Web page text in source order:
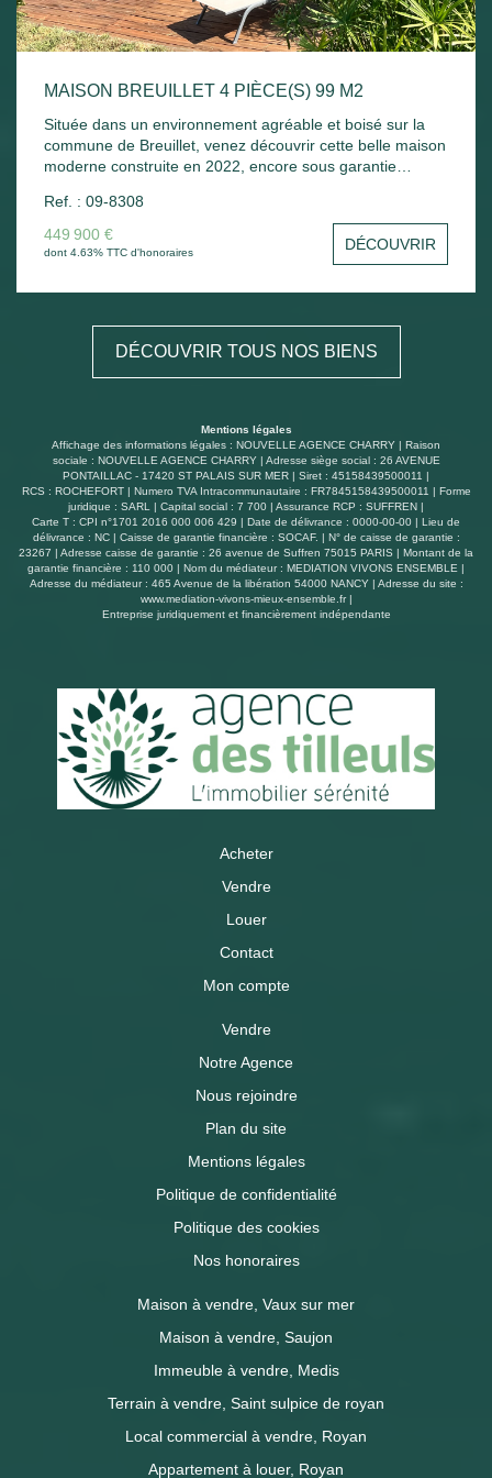
MAISON BREUILLET 4 PIÈCE(S) 99 M2
Située dans un environnement agréable et boisé sur la
commune de Breuillet, venez découvrir cette belle maison
moderne construite en 2022, encore sous garantie
spacieuse et lumineuse pièce de vie d'environ 50 m² avec
cuisine aménagée et entièrement équipée. L'espace nuit
comprend deux chambres, une salle de bains avec WC
complète l'ensemble. Le tout est édifié sur un beau terrain
agréable à vivre, idéale pour une résidence principale
comme secondaire. À visiter sans tarder !
Ref. : 09-8308
449 900 €
dont 4.63% TTC d'honoraires DÉCOUVRIR
DÉCOUVRIR TOUS NOS BIENS
Mentions légales
Affichage des informations légales : NOUVELLE AGENCE CHARRY | Raison
sociale : NOUVELLE AGENCE CHARRY | Adresse siège social : 26 AVENUE
PONTAILLAC - 17420 ST PALAIS SUR MER | Siret : 45158439500011 |
RCS : ROCHEFORT | Numero TVA Intracommunautaire : FR7845158439500011 | Forme
juridique : SARL | Capital social : 7 700 | Assurance RCP : SUFFREN |
Carte T : CPI n°1701 2016 000 006 429 | Date de délivrance : 0000-00-00 | Lieu de
délivrance : NC | Caisse de garantie financière : SOCAF. | N° de caisse de garantie :
23267 | Adresse caisse de garantie : 26 avenue de Suffren 75015 PARIS | Montant de la
garantie financière : 110 000 | Nom du médiateur : MEDIATION VIVONS ENSEMBLE |
Adresse du médiateur : 465 Avenue de la libération 54000 NANCY | Adresse du site :
www.mediation-vivons-mieux-ensemble.fr|
Entreprise juridiquement et financièrement indépendante
Acheter
Vendre
Louer
Contact
Mon compte
Vendre
Notre Agence
Nous rejoindre
Plan du site
Mentions légales
Politique de confidentialité
Politique des cookies
Nos honoraires
Maison à vendre, Vaux sur mer
Maison à vendre, Saujon
Immeuble à vendre, Medis
Terrain à vendre, Saint sulpice de royan
Local commercial à vendre, Royan
Appartement à louer, Royan